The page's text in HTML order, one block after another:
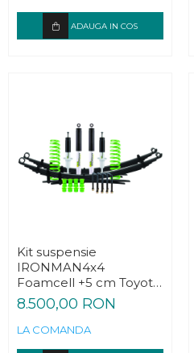
ADAUGA IN COS
Kit suspensie
IRONMAN4x4
Foamcell +5 cm Toyota
Hilux 2005-2015
8.500,00 RON
LA COMANDA